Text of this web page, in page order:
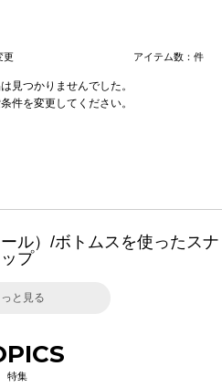
更 アイテム数： 件
見つかりませんでした。
件を変更してください。
ル）/ボトムスを使ったスナ
ップ
っと見る
特集